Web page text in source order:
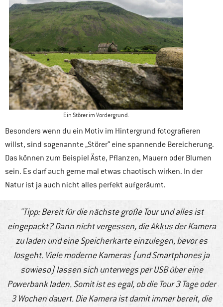
Ein Störer im Vordergrund.
Besonders wenn du ein Motiv im Hintergrund fotografieren
willst, sind sogenannte „Störer“ eine spannende Bereicherung.
Das können zum Beispiel Äste, Pflanzen, Mauern oder Blumen
sein. Es darf auch gerne mal etwas chaotisch wirken. In der
Natur ist ja auch nicht alles perfekt aufgeräumt.
Tipp: Bereit für die nächste große Tour und alles ist
eingepackt? Dann nicht vergessen, die Akkus der Kamera
zu laden und eine Speicherkarte einzulegen, bevor es
losgeht. Viele moderne Kameras (und Smartphones ja
sowieso) lassen sich unterwegs per USB über eine
Powerbank laden. Somit ist es egal, ob die Tour 3 Tage oder
3 Wochen dauert. Die Kamera ist damit immer bereit, die